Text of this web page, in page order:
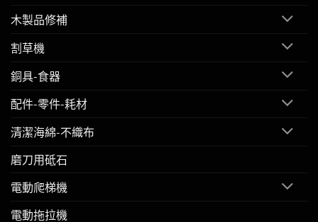
木製品修補
割草機
銅具-食器
配件-零件-耗材
清潔海綿-不織布
磨刀用砥石
電動爬梯機
電動拖拉機